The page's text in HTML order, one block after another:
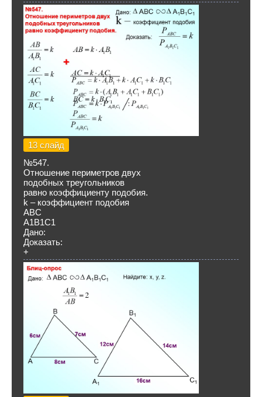
13 слайд
№547.
Отношение периметров двух
подобных треугольников
равно коэффициенту подобия.
k – коэффициент подобия
ABC
A1B1C1
Дано:
Доказать:
+